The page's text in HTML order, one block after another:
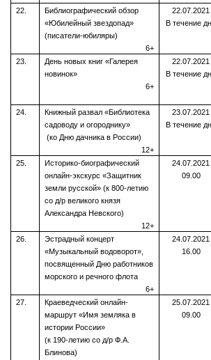
22.
Библиографический обзор
«Юбилейный звездопад»
(писатели-юбиляры)
6+
22.07.2021
В течение
23.
День новых книг «Галерея
новинок»
6+
22.07.2021
В течение
24.
Книжный развал «Библиотека
садоводу и огороднику»
(ко Дню дачника в России)
12+
23.07.2021
В течение
25.
Историко-биографический
онлайн-экскурс «Защитник
земли русской» (к 800-летию
со д/р великого князя
Александра Невского)
12+
24.07.2021
09.00
26.
Эстрадный концерт
«Музыкальный водоворот»,
посвященный Дню работников
морского и речного флота
6+
24.07.2021
16.00
27.
Краеведческий онлайн-
маршрут «Имя земляка в
истории России»
(к 190-летию со д/р Ф.А.
Блинова)
25.07.2021
09.00